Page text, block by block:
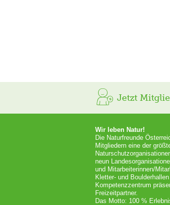
Jetzt
Wir leben Natur!
Die Naturfreunde
Mitgliedern eine der
neun
und Mitarbeiterinnen/
Kletter- und
Kompetenzzentrum
Freizeitpartner.
Das Motto: 100 %